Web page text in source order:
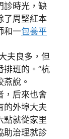
時光，缺
了周堅紅本
和一包養平
夫良多，但
排班的。”杭
說。
后來也會
的外埠大夫
點就從家里
助治理就診